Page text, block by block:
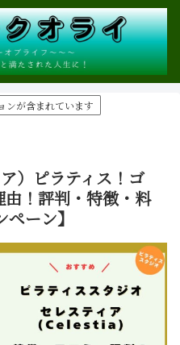
ンが含まれています
）ピラティス！ゴ
！評判・特徴・料
ーン】